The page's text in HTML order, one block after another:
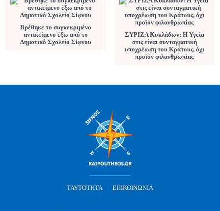
Βρέθηκε το συγκεκριμένο
αντικείμενο έξω από το
Δημοτικό Σχολείο Σίφνου
ΣΥΡΙΖΑ Κυκλάδων: Η Υγεία
στις είναι συνταγματική
υποχρέωση του Κράτους, όχι
προϊόν φιλανθρωπίας
ΤΑΥΤΌΤΗΤΑ ΕΠΙΚΟΙΝΩΝΊΑ